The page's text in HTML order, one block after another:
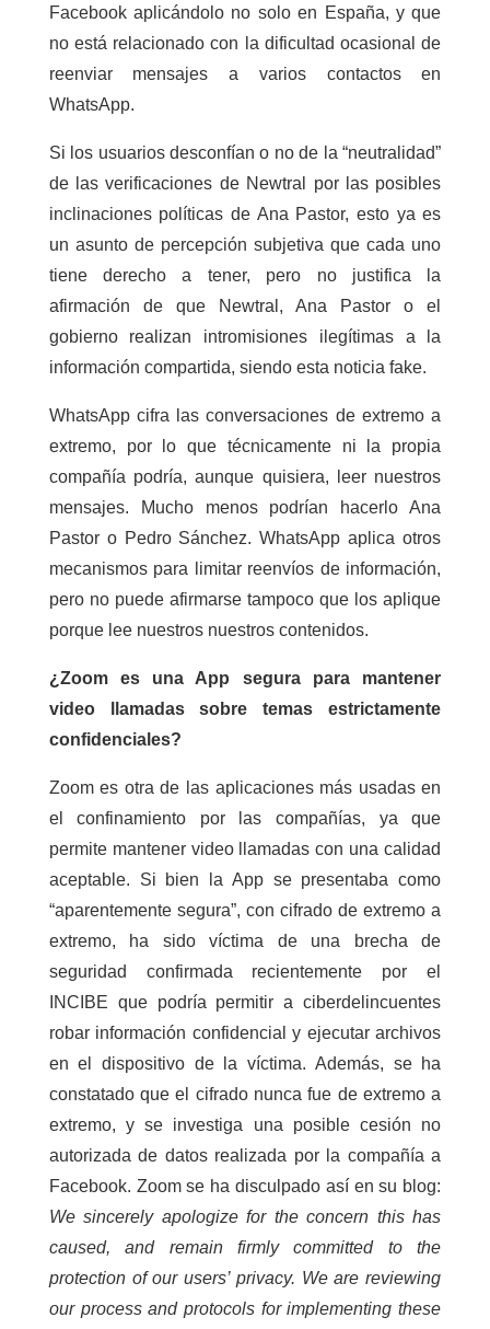
Facebook aplicándolo no solo en España, y que
no está relacionado con la dificultad ocasional de
reenviar mensajes a varios contactos en
WhatsApp.
Si los usuarios desconfían o no de la “neutralidad”
de las verificaciones de Newtral por las posibles
inclinaciones políticas de Ana Pastor, esto ya es
un asunto de percepción subjetiva que cada uno
tiene derecho a tener, pero no justifica la
afirmación de que Newtral, Ana Pastor o el
gobierno realizan intromisiones ilegítimas a la
información compartida, siendo esta noticia fake.
WhatsApp cifra las conversaciones de extremo a
extremo, por lo que técnicamente ni la propia
compañía podría, aunque quisiera, leer nuestros
mensajes. Mucho menos podrían hacerlo Ana
Pastor o Pedro Sánchez. WhatsApp aplica otros
mecanismos para limitar reenvíos de información,
pero no puede afirmarse tampoco que los aplique
porque lee nuestros nuestros contenidos.
¿Zoom es una App segura para mantener
video llamadas sobre temas estrictamente
confidenciales?
Zoom es otra de las aplicaciones más usadas en
el confinamiento por las compañías, ya que
permite mantener video llamadas con una calidad
aceptable. Si bien la App se presentaba como
“aparentemente segura”, con cifrado de extremo a
extremo, ha sido víctima de una brecha de
seguridad confirmada recientemente por el
INCIBE que podría permitir a ciberdelincuentes
robar información confidencial y ejecutar archivos
en el dispositivo de la víctima. Además, se ha
constatado que el cifrado nunca fue de extremo a
extremo, y se investiga una posible cesión no
autorizada de datos realizada por la compañía a
Facebook. Zoom se ha disculpado así en su blog:
We sincerely apologize for the concern this has
caused, and remain firmly committed to the
protection of our users’ privacy. We are reviewing
our process and protocols for implementing these